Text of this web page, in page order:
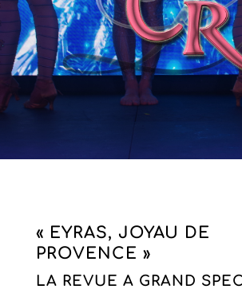
« EYRAS, JOYAU DE
PROVENCE »
LA REVUE A GRAND